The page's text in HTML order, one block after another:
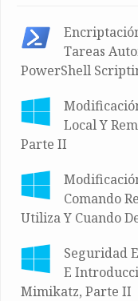
Tareas
PowerShell
Local Y
Parte II
Comando
Utiliza Y Cuando
Seguridad
E
Mimikatz, Parte II